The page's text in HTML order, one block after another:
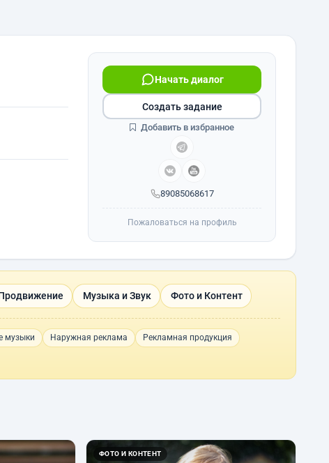
89085068617
Начать диалог
Создать задание
Добавить в избранное
Пожаловаться на профиль
Музыка и Звук Фото и Контент
музыки Наружная реклама
Рекламная продукция
ФОТО И КОНТЕНТ